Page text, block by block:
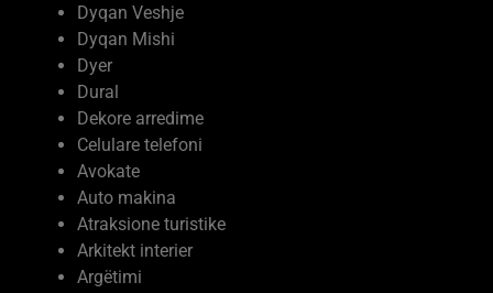
Dyqan Mishi
Dyer
Dural
Dekore arredime
Celulare telefoni
Avokate
Auto makina
Atraksione turistike
Arkitekt interier
Argëtimi